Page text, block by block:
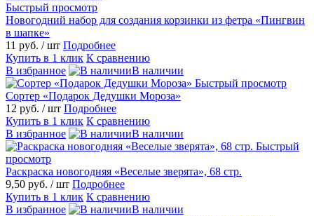
Быстрый просмотр
Новогодний набор для создания корзинки из фетра «Пингвин
в шапке»
11 руб. / шт Подробнее
Купить в 1 клик К сравнению
В избранное
В наличии
Быстрый просмотр
Сортер «Подарок Дедушки Мороза»
12 руб. / шт Подробнее
Купить в 1 клик К сравнению
В избранное
В наличии
Быстрый
просмотр
Раскраска новогодняя «Веселые зверята», 68 стр.
9,50 руб. / шт Подробнее
Купить в 1 клик К сравнению
В избранное
В наличии